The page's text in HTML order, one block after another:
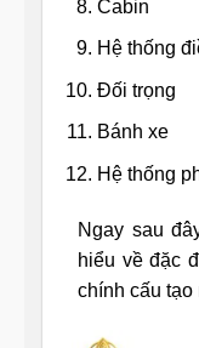
Cabin
Hệ thống
Đối trọng
Bánh xe
Hệ thống
Ngay sau
hiểu về đặc
chính cấu tạo